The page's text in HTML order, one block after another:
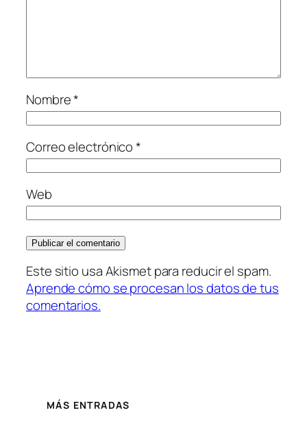
Nombre*
Correo electrónico*
Web
Este sitio usa Akismet para reducir el spam.
Aprende cómo se procesan los datos de tus
comentarios.
MÁS ENTRADAS